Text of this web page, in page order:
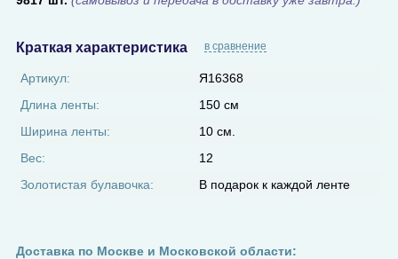
Краткая характеристика в сравнение
Артикул:
Я16368
Длина ленты:
150 см
Ширина ленты:
10 см.
Вес:
12
Золотистая булавочка:
В подарок к каждой ленте
Доставка по Москве и Московской области: